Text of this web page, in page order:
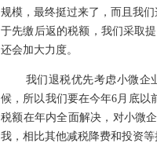
规模，最终挺过来了，而且我
于先缴后返的税额，我们采取
还会加大力度。
我们退税优先考虑小微企
候，所以我们要在今年6月底以
税额在年内全面解决，对小微
我，相比其他减税降费和投资